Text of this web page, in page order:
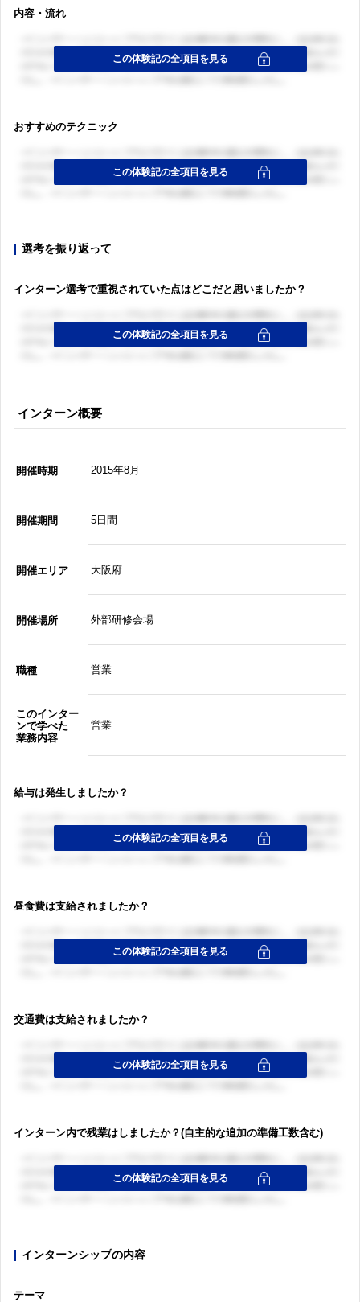
内容・流れ
おすすめのテクニック
選考を振り返って
インターン選考で重視されていた点はどこだと思いましたか？
インターン概要
開催時期 2015年8月
開催期間 5日間
開催エリア 大阪府
開催場所 外部研修会場
職種 営業
このインター
ンで学べた
業務内容
営業
給与は発生しましたか？
昼食費は支給されましたか？
交通費は支給されましたか？
インターン内で残業はしましたか？(自主的な追加の準備工数含む)
インターンシップの内容
テーマ
ログイン・会員登録